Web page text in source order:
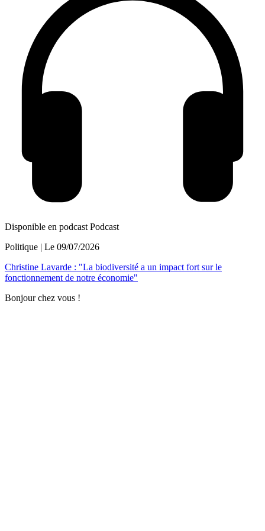
Disponible en podcast Podcast
Politique | Le 09/07/2026
Christine Lavarde : "La biodiversité a un impact fort sur le
fonctionnement de notre économie"
Bonjour chez vous !